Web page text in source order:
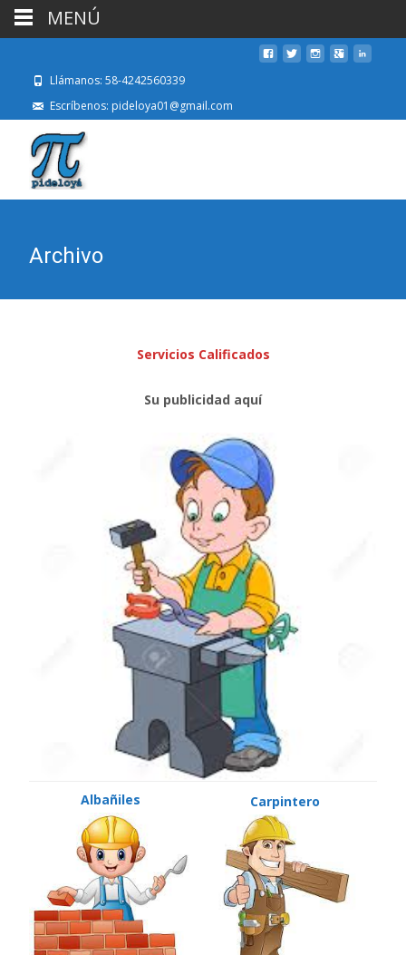
Llámanos: 58-4242560339
Escríbenos: pideloya01@gmail.com
Archivo
Servicios Calificados
Su publicidad aquí
Albañiles Carpintero
MENÚ